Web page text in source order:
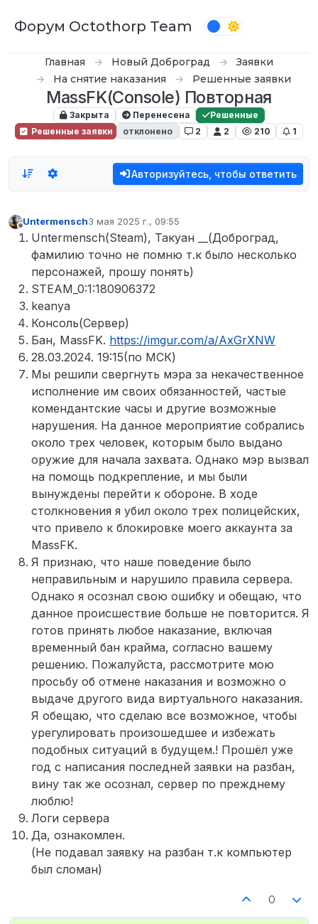
Форум Octothorp Team
Главная Новый Доброград
Заявки
На снятие наказания
Решенные заявки
MassFK(Console) Повторная
Закрыта Перенесена
Решенные
Решенные заявки
отклонено 2 2 210 1
Авторизуйтесь, чтобы ответить
Не в сети
Untermensch3 мая 2025 г., 09:55
отредактировано
Untermensch(Steam), Такуан __(Доброград,
фамилию точно не помню т.к было несколько
персонажей, прошу понять)
STEAM_0:1:180906372
keanya
Консоль(Сервер)
Бан, MassFK. https://imgur.com/a/AxGrXNW
28.03.2024. 19:15(по МСК)
Мы решили свергнуть мэра за некачественное
исполнение им своих обязанностей, частые
комендантские часы и другие возможные
нарушения. На данное мероприятие собрались
около трех человек, которым было выдано
оружие для начала захвата. Однако мэр вызвал
на помощь подкрепление, и мы были
вынуждены перейти к обороне. В ходе
столкновения я убил около трех полицейских,
что привело к блокировке моего аккаунта за
MassFK.
Я признаю, что наше поведение было
неправильным и нарушило правила сервера.
Однако я осознал свою ошибку и обещаю, что
данное происшествие больше не повторится. Я
готов принять любое наказание, включая
временный бан крайма, согласно вашему
решению. Пожалуйста, рассмотрите мою
просьбу об отмене наказания и возможно о
выдаче другого вида виртуального наказания.
Я обещаю, что сделаю все возможное, чтобы
урегулировать произошедшее и избежать
подобных ситуаций в будущем.! Прошёл уже
год с написания последней заявки на разбан,
вину так же осознал, сервер по прежднему
люблю!
Логи сервера
Да, ознакомлен.
(Не подавал заявку на разбан т.к компьютер
был сломан)
0